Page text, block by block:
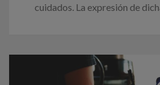
cuidados. La expresión de